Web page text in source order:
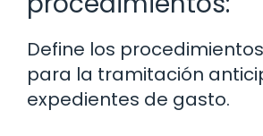
Define los
para la tramitación
expedientes de gasto.